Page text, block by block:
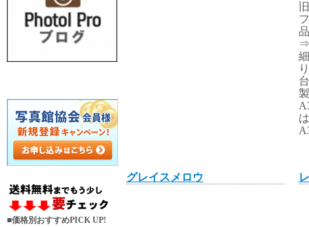
⇒
グレイスメロウ
■価格別おすすめPICK UP!